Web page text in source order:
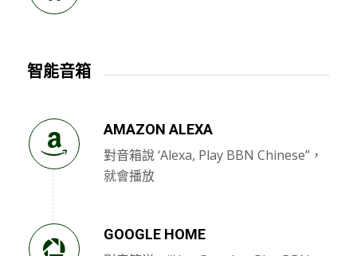
智能音箱
AMAZON ALEXA
對音箱說 ‘Alexa, Play BBN Chinese”，
就會播放
GOOGLE HOME